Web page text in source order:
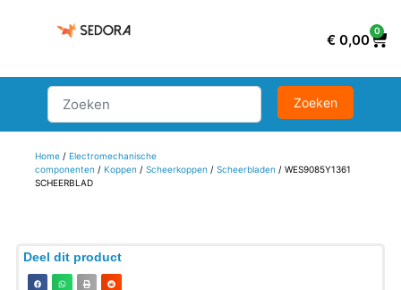
€ 0,00
0
Home/ Electromechanische
componenten / Koppen / Scheerkoppen / Scheerbladen / WES9085Y1361
SCHEERBLAD
Deel dit product